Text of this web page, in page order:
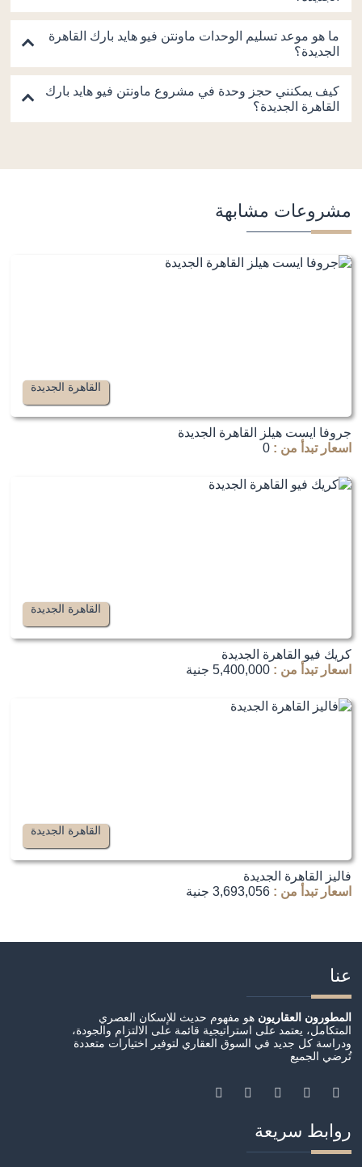
ما هو موعد تسليم الوحدات ماونتن فيو هايد بارك القاهرة
الجديدة؟
كيف يمكنني حجز وحدة في مشروع ماونتن فيو هايد بارك
القاهرة الجديدة؟
مشروعات مشابهة
القاهرة الجديدة
جروفا ايست هيلز القاهرة الجديدة
اسعار تبدأ من : 0
القاهرة الجديدة
كريك فيو القاهرة الجديدة
اسعار تبدأ من : 5,400,000 جنية
القاهرة الجديدة
فاليز القاهرة الجديدة
اسعار تبدأ من : 3,693,056 جنية
عنا
المطورون العقاريون هو مفهوم حديث للإسكان العصري
المتكامل، يعتمد على استراتيجية قائمة على الالتزام والجودة،
ودراسة كل جديد في السوق العقاري لتوفير اختيارات متعددة
تُرضي الجميع
روابط سريعة